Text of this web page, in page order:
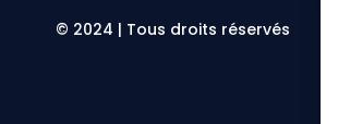
© 2024 | Tous droits réservés